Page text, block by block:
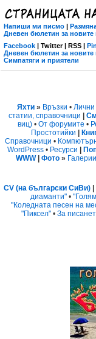
Напиши ми писмо |
Дневен бюлетин за новите
Facebook | Twitter | RSS |
Дневен бюлетин за новите
Симпатяги и приятели
Яхти » Връзки • Лични
статии, справочници
виц) • От форумите •
Простотийки
Справочници •
WordPress • Ресурси
WWW| Фото » Галерии
CV (на български СиВи)
диаманти" •
"Коледната песен на
"Пиксел" • За